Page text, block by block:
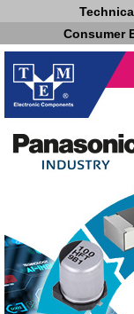
Consumer